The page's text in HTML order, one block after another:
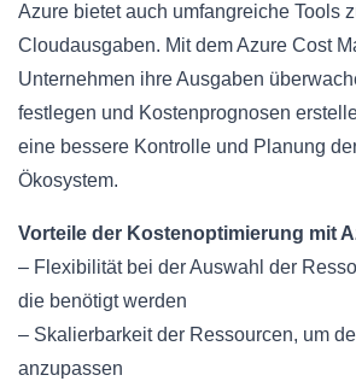
Azure bietet auch umfangreiche Tools
Cloudausgaben. Mit dem Azure Cost
Unternehmen ihre Ausgaben
festlegen und Kostenprognosen
eine bessere Kontrolle und Planung
Ökosystem.
Vorteile der Kostenoptimierung mit
– Flexibilität bei der Auswahl der
die benötigt werden
– Skalierbarkeit der Ressourcen, um
anzupassen